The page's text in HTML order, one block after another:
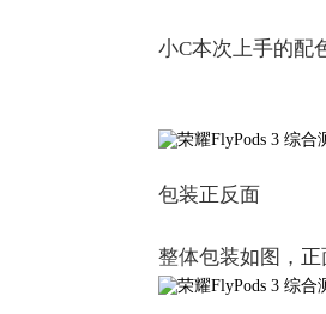
小C本次上手的配
包装正反面
整体包装如图，正